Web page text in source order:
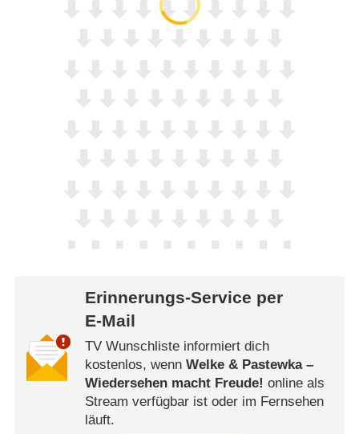
Erinnerungs-Service per
E-Mail
TV Wunschliste informiert dich
kostenlos, wenn Welke & Pastewka –
Wiedersehen macht Freude! online als
Stream verfügbar ist oder im Fernsehen
läuft.